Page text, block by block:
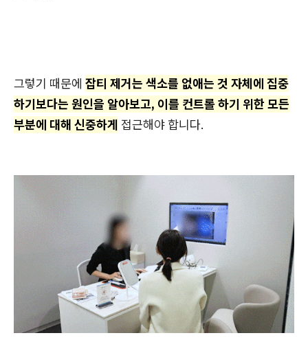
그렇기 때문에 잡티 제거는 색소를 없애는 것 자체에 집중
하기보다는 원인을 알아보고, 이를 컨트롤 하기 위한 모든
부분에 대해 신중하게 접근해야 합니다.